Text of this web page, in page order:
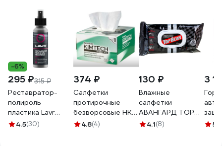
-6%
295 ₽315 ₽
Реставратор-
полироль
пластика Lavr
профессиональная
4.5(30)
374 ₽
Салфетки
протирочные
безворсовые НК-
Групп Kim Wipes
4.8(4)
130 ₽
Влажные
салфетки
АВАНГАРД TOP
GEAR
4.1(8)
3
5